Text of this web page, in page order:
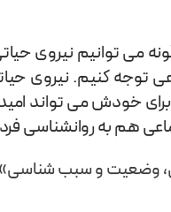
توانیم نیروی
توجه کنیم. نیروی
خودش می تواند
هم به روانشناسی
وضعیت و سبب شناسی»